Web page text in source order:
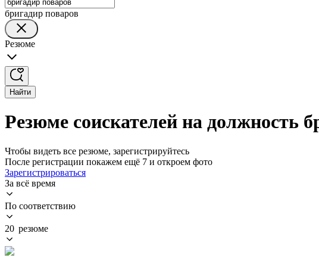
бригадир поваров
Резюме
Найти
Резюме соискателей на должность
Чтобы видеть все резюме, зарегистрируйтесь
После регистрации покажем ещё 7 и откроем фото
Зарегистрироваться
За всё время
По соответствию
20 резюме